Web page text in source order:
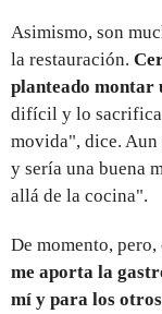
Asimismo, son
la restauración.
planteado montar
difícil y lo
movida", dice.
y sería una buena
allá de la cocina".
De momento,
me aporta la
mí y para los otros